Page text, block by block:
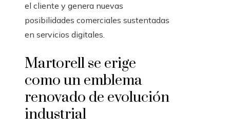
el cliente y genera nuevas
posibilidades comerciales sustentadas
en servicios digitales.
Martorell se erige
como un emblema
renovado de evolución
industrial